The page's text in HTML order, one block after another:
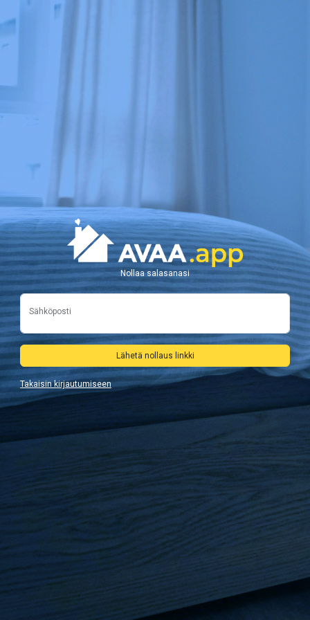
Nollaa salasanasi
Sähköposti
Lähetä nollaus linkki
Takaisin kirjautumiseen